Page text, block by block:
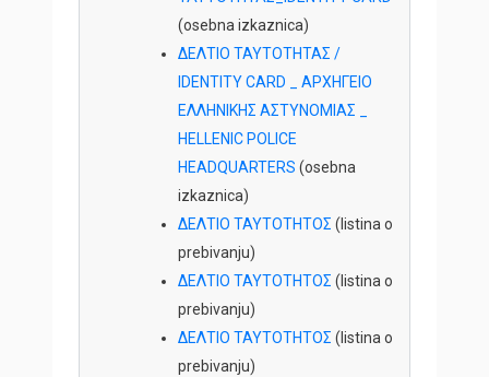
(osebna izkaznica)
ΔΕΛΤΙΟ ΤΑΥΤΟΤΗΤΑΣ /
IDENTITY CARD _ ΑΡΧΗΓΕΙΟ
ΕΛΛΗΝΙΚΗΣ ΑΣΤΥΝΟΜΙΑΣ _
HELLENIC POLICE
HEADQUARTERS (osebna
izkaznica)
ΔEΛTIO TAYTOTHTOΣ (listina o
prebivanju)
ΔEΛTIO TAYTOTHTOΣ (listina o
prebivanju)
ΔEΛTIO TAYTOTHTOΣ (listina o
prebivanju)